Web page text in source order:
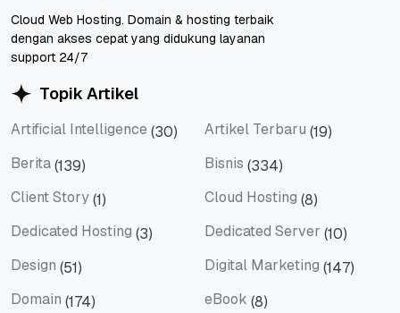
Cloud Web Hosting. Domain & hosting terbaik
dengan akses cepat yang didukung layanan
support 24/7
Topik Artikel
Artificial Intelligence (30) Artikel Terbaru (19)
Berita(139) Bisnis (334)
Client Story(1) Cloud Hosting (8)
Dedicated Hosting (3) Dedicated Server (10)
Design (51) Digital Marketing (147)
Domain (174) eBook (8)